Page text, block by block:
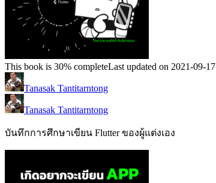
This book is 30% completeLast updated on 2021-09-17
Tanasak Tantitarntong
Tanasak Tantitarntong
บันทึกการศึกษาเขียน Flutter ของผู้แต่งเอง